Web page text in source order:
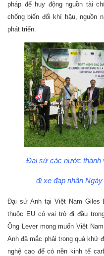
pháp để huy động nguồn tài
chống biến đổi khí hậu, nguồn
phát triển.
Đại sứ các nước thành
đi xe đạp nhân
Đại sứ Anh tại Việt Nam Giles
thuộc EU có vai trò đi đầu
Ông Lever mong muốn Việt
Anh đã mắc phải trong quá khứ
nghệ cao để có nền kinh tế